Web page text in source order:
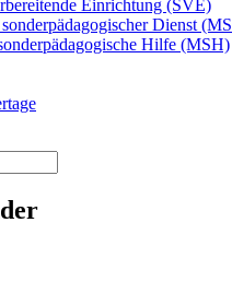
Einrichtung (SVE)
Dienst
Hilfe (MSH)